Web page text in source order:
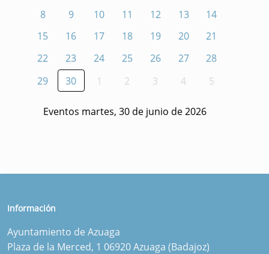
8
9 10 11 12 13
14
15
16 17 18 19 20
21
22
23 24 25 26 27
28
29
30 1 2 3 4 5
Eventos martes, 30 de junio de 2026
Información
Ayuntamiento de Azuaga
Plaza de la Merced, 1 06920 Azuaga (Badajoz)